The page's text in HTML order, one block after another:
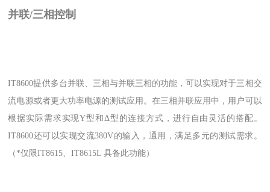
并联/三相控制
IT8600提供多台并联、三相与并联三相的功能，可以实现对于三相交
流电源或者更大功率电源的测试应用。在三相并联应用中，用户可以
根据实际需求实现Y型和Δ型的连接方式，进行自由灵活的搭配。
IT8600还可以实现交流380V的输入，通用，满足多元的测试需求。
（*仅限IT8615、IT8615L 具备此功能）